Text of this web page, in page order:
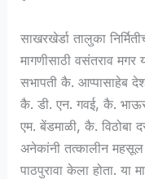
साखरखेर्डा तालुका
मागणीसाठी वसंतराव
सभापती कै. आप्पासाहेब
कै. डी. एन. गवई, कै.
एम. बेंडमाळी, कै. विठोबा
अनेकांनी तत्कालीन
पाठपुरावा केला होता. या